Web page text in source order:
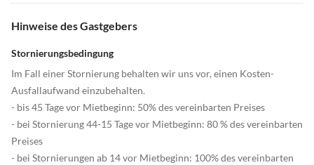
Hinweise des Gastgebers
Stornierungsbedingung
Im Fall einer Stornierung behalten wir uns vor, einen Kosten-
Ausfallaufwand einzubehalten.
- bis 45 Tage vor Mietbeginn: 50% des vereinbarten Preises
- bei Stornierung 44-15 Tage vor Mietbeginn: 80 % des vereinbarten
Preises
- bei Stornierungen ab 14 vor Mietbeginn: 100% des vereinbarten